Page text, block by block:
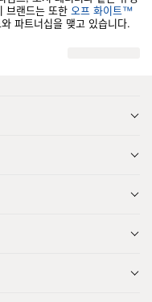
브랜드는 또한 오프 화이트™
파트너십을 맺고 있습니다.